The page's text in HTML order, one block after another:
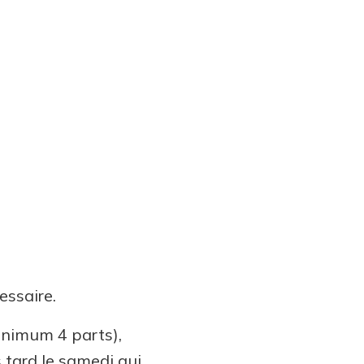
4 parts),